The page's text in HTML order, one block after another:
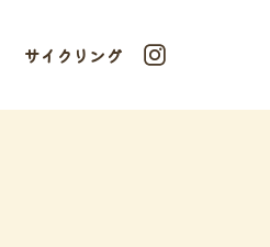
サイクリング